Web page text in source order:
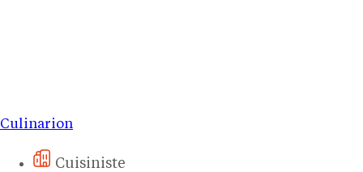
Culinarion
Cuisiniste